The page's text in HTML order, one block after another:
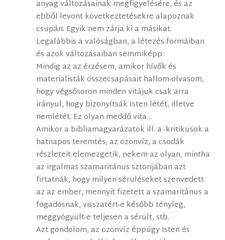
anyag változásainak megfigyelésére, és az
ebből levont következtetésekre alapoznak
csupán. Egyik nem zárja ki a másikat.
Legalábbis a valóságban, a létezés formáiban
és azok változásaiban semmiképp.
Mindig az az érzésem, amikor hívők és
materialisták összecsapásait hallom-olvasom,
hogy végsősoron minden vitájuk csak arra
irányul, hogy bizonyítsák Isten létét, illetve
nemlétét. Ez olyan meddő vita…
Amikor a bibliamagyarázatok ill. a -kritikusok a
hatnapos teremtés, az özönvíz, a csodák
részleteit elemezgetik, nekem az olyan, mintha
az irgalmas szamaritánus sztorijában azt
firtatnák, hogy milyen sérüléseket szenvedett
az az ember, mennyit fizetett a szamaritánus a
fogadósnak, visszatért-e később tényleg,
meggyógyult-e teljesen a sérült, stb.
Azt gondolom, az özönvíz éppúgy Isten és